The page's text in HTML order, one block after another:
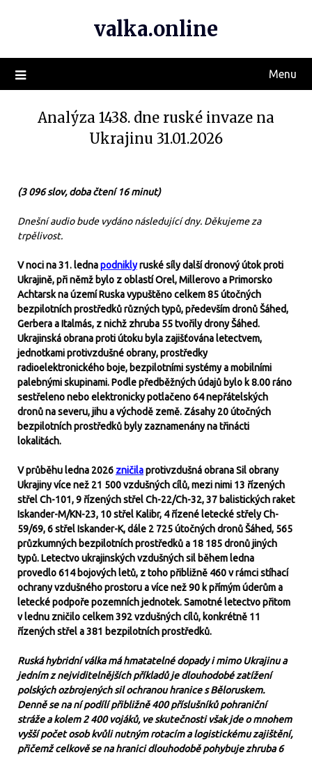
valka.online
Menu
Analýza 1438. dne ruské invaze na
Ukrajinu 31.01.2026
(3 096 slov, doba čtení 16 minut)
Dnešní audio bude vydáno následující dny. Děkujeme za
trpělivost.
V noci na 31. lednapodniklyruské síly další dronový útok proti
Ukrajině, při němž bylo z oblastí Orel, Millerovo a Primorsko
Achtarsk na území Ruska vypuštěno celkem 85 útočných
bezpilotních prostředků různých typů, především dronů Šáhed,
Gerbera a Italmás, z nichž zhruba 55 tvořily drony Šáhed.
Ukrajinská obrana proti útoku byla zajišťována letectvem,
jednotkami protivzdušné obrany, prostředky
radioelektronického boje, bezpilotními systémy a mobilními
palebnými skupinami. Podle předběžných údajů bylo k 8.00 ráno
sestřeleno nebo elektronicky potlačeno 64 nepřátelských
dronů na severu, jihu a východě země. Zásahy 20 útočných
bezpilotních prostředků byly zaznamenány na třinácti
lokalitách.
V průběhu ledna 2026 zničilaprotivzdušná obrana Sil obrany
Ukrajiny více než 21 500 vzdušných cílů, mezi nimi 13 řízených
střel Ch-101, 9 řízených střel Ch-22/Ch-32, 37 balistických raket
Iskander-M/KN-23, 10 střel Kalibr, 4 řízené letecké střely Ch-
59/69, 6 střel Iskander-K, dále 2 725 útočných dronů Šáhed, 565
průzkumných bezpilotních prostředků a 18 185 dronů jiných
typů. Letectvo ukrajinských vzdušných sil během ledna
provedlo 614 bojových letů, z toho přibližně 460 v rámci stíhací
ochrany vzdušného prostoru a více než 90 k přímým úderům a
letecké podpoře pozemních jednotek. Samotné letectvo přitom
v lednu zničilo celkem 392 vzdušných cílů, konkrétně 11
řízených střel a 381 bezpilotních prostředků.
Ruská hybridní válka má hmatatelné dopady i mimo Ukrajinu a
jedním z nejviditelnějších příkladů je dlouhodobé zatížení
polských ozbrojených sil ochranou hranice s Běloruskem.
Denně se na ní podílí přibližně 400 příslušníků pohraniční
stráže a kolem 2 400 vojáků, ve skutečnosti však jde o mnohem
vyšší počet osob kvůli nutným rotacím a logistickému zajištění,
přičemž celkově se na hranici dlouhodobě pohybuje zhruba 6